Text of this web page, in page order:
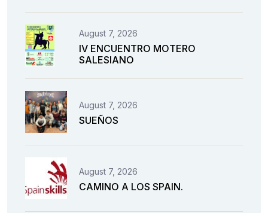
August 7, 2026
IV ENCUENTRO MOTERO
SALESIANO
August 7, 2026
SUEÑOS
August 7, 2026
CAMINO A LOS SPAIN.